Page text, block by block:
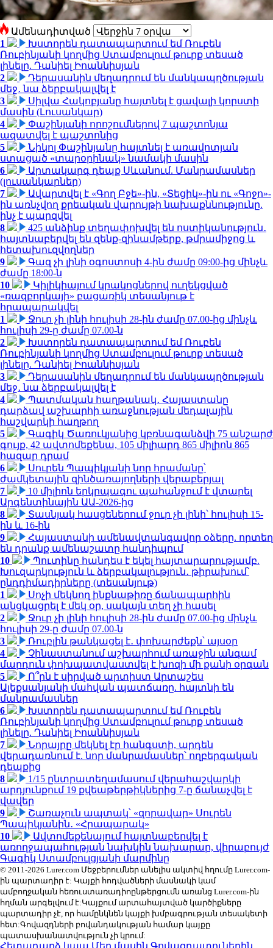
Ամենադիտված
1
Խստորեն դատապարտում եմ Ռուբեն
Ռուբինյանի կողմից Ստամբուլում թուրք տեսած
լինելը. Դանիել Իոաննիսյան
2
Դերասանին մեղադրում են մանկապղծության
մեջ․ նա ձերբակալվել է
3
Սիլվա Հակոբյանը հայտնել է ցավալի կորստի
մասին (Լուսանկար)
4
Փաշինյանի որոշումներով 7 պաշտոնյա
ազատվել է պաշտոնից
5
Նիկոլ Փաշինյանը հայտնել է առավոտյան
ստացած «տարօրինակ» նամակի մասին
6
Արտակարգ դեպք Սևանում. Մանրամասներ
(լուսանկարներ)
7
Ավարտվել է «Գող Բջե»-ին, «Տեցիկ»-ին ու «Գոջո»-
ին առնչվող քրեական վարույթի նախաքննությունը.
ինչ է պարզվել
8
425 անձինք տեղափոխվել են ոստիկանություն․
հայտնաբերվել են զենք-զինամթերք, թմրամիջոց և
հետախուզվողներ
9
Գազ չի լինի օգոստոսի 4-ին ժամը 09:00-ից մինչև
ժամը 18:00-ն
10
Կիլիկիայում կրակոցներով ուղեկցված
«ռազբորկայի» բացառիկ տեսանյութ է
հրապարակվել
1
Ջուր չի լինի հուլիսի 28-ին ժամը 07.00-ից մինչև
հուլիսի 29-ը ժամը 07.00-ն
2
Խստորեն դատապարտում եմ Ռուբեն
Ռուբինյանի կողմից Ստամբուլում թուրք տեսած
լինելը. Դանիել Իոաննիսյան
3
Դերասանին մեղադրում են մանկապղծության
մեջ․ նա ձերբակալվել է
4
Պատմական հաղթանակ․ Հայաստանը
դարձավ աշխարհի առաջնության մեդալային
հաշվարկի հաղթող
5
Գագիկ Ծառուկյանից կբռնագանձվի 75 անշարժ
գույք, 42 ավտոմեքենա, 105 միլիարդ 865 միլիոն 865
հազար դրամ
6
Սուրեն Պապիկյանի նոր հրամանը՝
ժամկետային զինծառայողների վերաբերյալ
7
10 միլիոն երկրպագու պահանջում է վտարել
Արգենտինային ԱԱ-2026-ից
8
Տասնյակ հասցեներում ջուր չի լինի՝ հուլիսի 15-
ին և 16-ին
9
Հայաստանի ամենավտանգավոր օձերը. որտեղ
են դրանք ամենաշատը հանդիպում
10
Պուտինը հանդես է եկել հայտարարությամբ.
Խուզարկություն և ձերբակալություն․ թիրախում՝
ընդդիմադիրները (տեսանյութ)
1
Սոչի մեկնող ինքնաթիռը ճանապարհին
անցկացրել է մեկ օր, սակայն տեղ չի հասել
2
Ջուր չի լինի հուլիսի 28-ին ժամը 07.00-ից մինչև
հուլիսի 29-ը ժամը 07.00-ն
3
Ռուբլին թանկացել է․ փոխարժեքն՝ այսօր
4
Չինաստանում աշխարհում առաջին անգամ
մարդուն փոխպատվաստվել է խոզի մի քանի օրգան
5
Ո՞րն է սիրված արտիստ Արտաշես
Ալեքսանյանի մահվան պատճառը. հայտնի են
մանրամասներ
6
Խստորեն դատապարտում եմ Ռուբեն
Ռուբինյանի կողմից Ստամբուլում թուրք տեսած
լինելը. Դանիել Իոաննիսյան
7
Նորայրը մեկնել էր հանգստի, արդեն
վերադառնում է. նոր մանրամասներ՝ ողբերգական
դեպքից
8
1/15 ընտրատեղամասում վերահաշվարկի
արդյունքում 19 քվեաթերթիկներից 7-ը ճանաչվել է
վավեր
9
Շառաչուն ապտակ՝ «զորավար» Սուրեն
Պապիկյանին․ «Հրապարակ»
10
Ավտոմեքենայում հայտնաբերվել է
առողջապահության նախկին նախարար, վիրաբույժ
Գագիկ Ստամբուլցյանի մարմինը
© 2011-2026 Lurer.com Մեջբերումներ անելիս ակտիվ հղումը Lurer.com-
ին պարտադիր է: Կայքի հոդվածների մասնակի կամ
ամբողջական հեռուստառադիոընթերցումն առանց Lurer.com-ին
հղման արգելվում է:Կայքում արտահայտված կարծիքները
պարտադիր չէ, որ համընկնեն կայքի խմբագրության տեսակետի
հետ:Գովազդների բովանդակության համար կայքը
պատասխանատվություն չի կրում:
Հետադարձ կապ Մեր մասին Գովազդատուներին